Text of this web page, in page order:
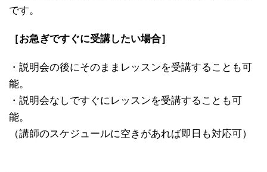
です。
［お急ぎですぐに受講したい場合］
・説明会の後にそのままレッスンを受講することも可
能。
・説明会なしですぐにレッスンを受講することも可
能。
（講師のスケジュールに空きがあれば即日も対応可）